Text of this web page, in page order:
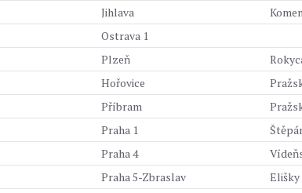
Jihlava
Ostrava 1
Plzeň
Hořovice
Příbram
Praha 1
Praha 4
Praha 5-Zbraslav Elišky